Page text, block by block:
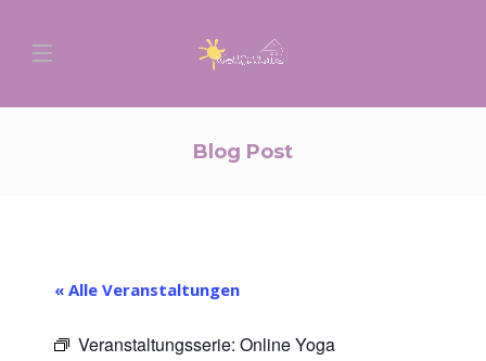
Blog Post
« Alle Veranstaltungen
Veranstaltungsserie: Online Yoga